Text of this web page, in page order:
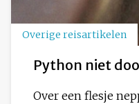
Overige reisartikelen
Python niet
Over een flesje